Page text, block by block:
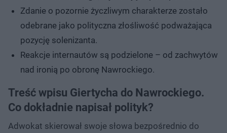
Zdanie o pozornie życzliwym charakterze zostało
odebrane jako polityczna złośliwość podważająca
pozycję solenizanta.
Reakcje internautów są podzielone – od zachwytów
nad ironią po obronę Nawrockiego.
Treść wpisu Giertycha do Nawrockiego.
Co dokładnie napisał polityk?
Adwokat skierował swoje słowa bezpośrednio do